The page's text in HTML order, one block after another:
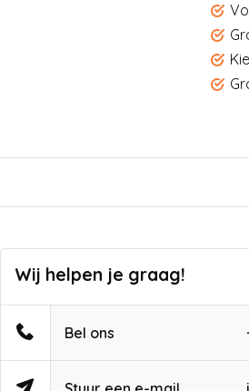
Wij helpen je graag!
Bel ons